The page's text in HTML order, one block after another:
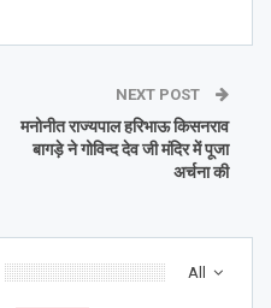
NEXT POST
मनोनीत राज्यपाल हरिभाऊ किसनराव
बागड़े ने गोविन्द देव जी मंदिर में पूजा
अर्चना की
All